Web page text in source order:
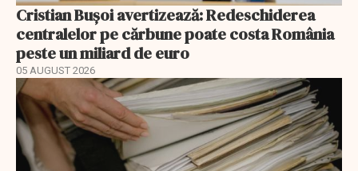
Cristian Bușoi avertizează: Redeschiderea
centralelor pe cărbune poate costa România
peste un miliard de euro
05 AUGUST 2026